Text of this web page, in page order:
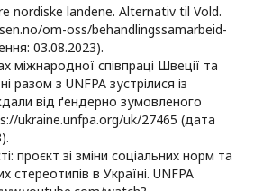
nordiske landene. Alternativ til Vold.
om-oss/behandlingssamarbeid-
03.08.2023).
міжнародної співпраці Швеції та
разом з UNFPA зустрілися із
від ґендерно зумовленого
ukraine.unfpa.org/uk/27465 (дата
проєкт зі зміни соціальних норм та
стереотипів в Україні. UNFPA